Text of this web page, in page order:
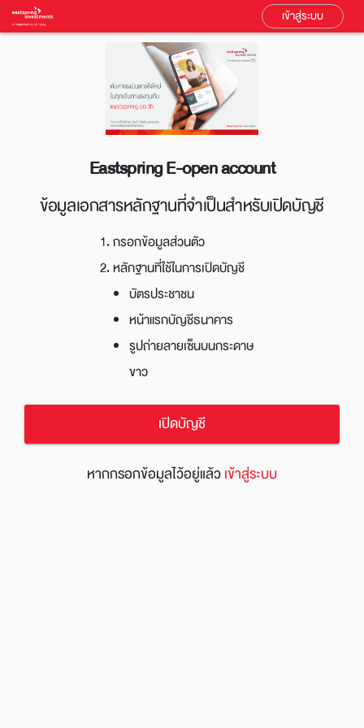
เข้าสู่ระบบ
Eastspring E-open account
ข้อมูลเอกสารหลักฐานที่จำเป็นสำหรับเปิดบัญชี
1. กรอกข้อมูลส่วนตัว
2. หลักฐานที่ใช้ในการเปิดบัญชี
บัตรประชาชน
หน้าแรกบัญชีธนาคาร
รูปถ่ายลายเซ็นบนกระดาษ
ขาว
เปิดบัญชี
หากกรอกข้อมูลไว้อยู่แล้วเข้าสู่ระบบ